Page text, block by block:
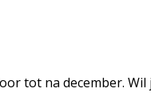
tot na december.